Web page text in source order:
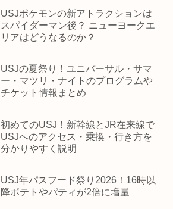
USJポケモンの新アトラクションは
スパイダーマン後？ ニューヨークエ
リアはどうなるのか？
USJの夏祭り！ユニバーサル・サマ
ー・マツリ・ナイトのプログラムや
チケット情報まとめ
初めてのUSJ！新幹線とJR在来線で
USJへのアクセス・乗換・行き方を
分かりやすく説明
USJ年パスフード祭り2026！16時以
降ポテトやパティが2倍に増量